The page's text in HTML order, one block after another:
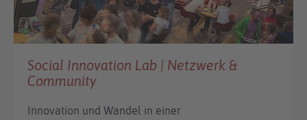
Social Innovation Lab | Netzwerk &
Community
Innovation und Wandel in einer